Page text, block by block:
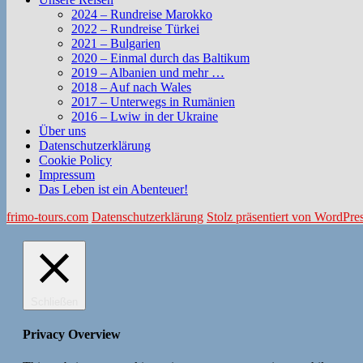
2024 – Rundreise Marokko
2022 – Rundreise Türkei
2021 – Bulgarien
2020 – Einmal durch das Baltikum
2019 – Albanien und mehr …
2018 – Auf nach Wales
2017 – Unterwegs in Rumänien
2016 – Lwiw in der Ukraine
Über uns
Datenschutzerklärung
Cookie Policy
Impressum
Das Leben ist ein Abenteuer!
frimo-tours.com Datenschutzerklärung Stolz präsentiert von
Privacy Overview